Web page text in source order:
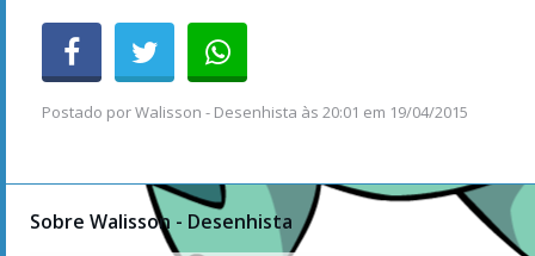
Postado porWalisson - Desenhista às 20:01 em 19/04/2015
Sobre Walisson - Desenhista